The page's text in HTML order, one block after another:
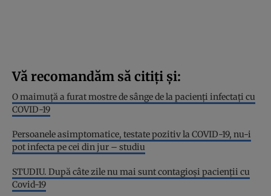
Vă recomandăm să citiți și:
O maimuță a furat mostre de sânge de la pacienți infectați cu
COVID-19
Persoanele asimptomatice, testate pozitiv la COVID-19, nu-i
pot infecta pe cei din jur – studiu
STUDIU. După câte zile nu mai sunt contagioși pacienţii cu
Covid-19